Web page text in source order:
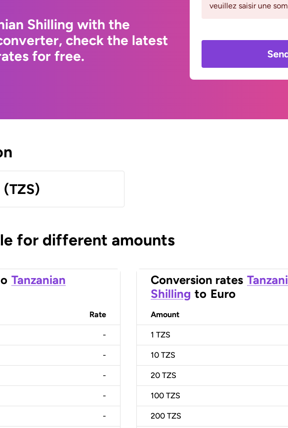
Shilling with the
check the latest
for free.
veuillez saisir une
(TZS)
for different amounts
Tanzanian
Rate
-
-
-
-
-
Conversion rates
Shilling to Euro
Amount
1 TZS
10 TZS
20 TZS
100 TZS
200 TZS